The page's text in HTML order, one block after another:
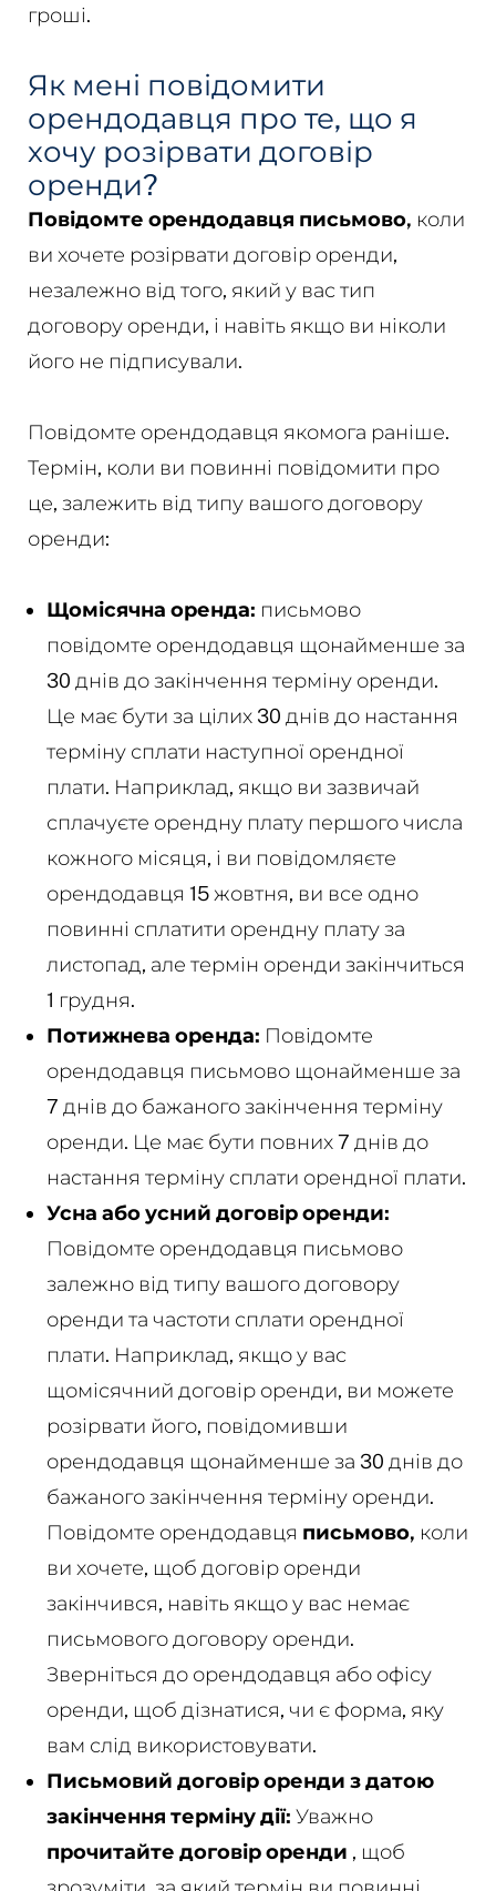
гроші.
Як мені повідомити
орендодавця про те, що я
хочу розірвати договір
оренди?
Повідомте орендодавця письмово, коли
ви хочете розірвати договір оренди,
незалежно від того, який у вас тип
договору оренди, і навіть якщо ви ніколи
його не підписували.
Повідомте орендодавця якомога раніше.
Термін, коли ви повинні повідомити про
це, залежить від типу вашого договору
оренди:
Щомісячна оренда: письмово
повідомте орендодавця щонайменше за
30 днів до закінчення терміну оренди.
Це має бути за цілих 30 днів до настання
терміну сплати наступної орендної
плати. Наприклад, якщо ви зазвичай
сплачуєте орендну плату першого числа
кожного місяця, і ви повідомляєте
орендодавця 15 жовтня, ви все одно
повинні сплатити орендну плату за
листопад, але термін оренди закінчиться
1 грудня.
Потижнева оренда: Повідомте
орендодавця письмово щонайменше за
7 днів до бажаного закінчення терміну
оренди. Це має бути повних 7 днів до
настання терміну сплати орендної плати.
Усна або усний договір оренди:
Повідомте орендодавця письмово
залежно від типу вашого договору
оренди та частоти сплати орендної
плати. Наприклад, якщо у вас
щомісячний договір оренди, ви можете
розірвати його, повідомивши
орендодавця щонайменше за 30 днів до
бажаного закінчення терміну оренди.
Повідомте орендодавця письмово, коли
ви хочете, щоб договір оренди
закінчився, навіть якщо у вас немає
письмового договору оренди.
Зверніться до орендодавця або офісу
оренди, щоб дізнатися, чи є форма, яку
вам слід використовувати.
Письмовий договір оренди з датою
закінчення терміну дії: Уважно
прочитайте договір оренди , щоб